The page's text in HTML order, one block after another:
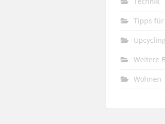
Tipps
Upcycling
Weitere
Wohnen